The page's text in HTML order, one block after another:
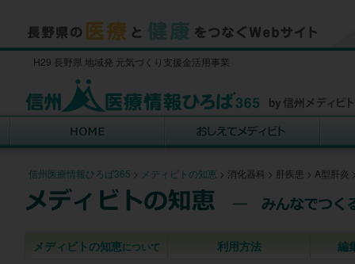
H29 長野県 地域発 元気づくり支援金活用事業
信州医療情報ひろば365 > メディビトの知恵 > 消化器科 > 肝疾患 > A型肝炎
メディビトの知恵について 利用方法 編